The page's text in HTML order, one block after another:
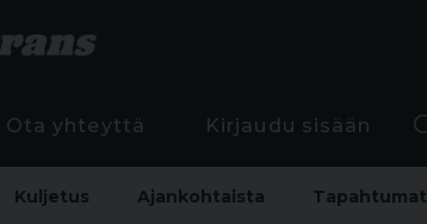
Ota yhteyttä Kirjaudu sisään
Kuljetus Ajankohtaista Tapahtumat